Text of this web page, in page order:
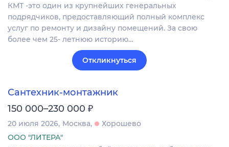
КМТ -это один из крупнейших генеральных
подрядчиков, предоставляющий полный комплекс
услуг по ремонту и дизайну помещений. За свою
более чем 25- летнюю историю…
Откликнуться
Сантехник-монтажник
150 000–230 000 ₽
20 июля 2026 Москва
Хорошево
ООО "ЛИТЕРА"